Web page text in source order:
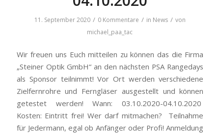
11. September 2020 / 0 Kommentare / in News / von
michael_paa_tac
Wir freuen uns Euch mitteilen zu können das die Firma
„Steiner Optik GmbH“ an den nächsten PSA Rangedays
als Sponsor teilnimmt! Vor Ort werden verschiedene
Zielfernrohre und Ferngläser ausgestellt und können
getestet werden! Wann: 03.10.2020-04.10.2020
Kosten: Eintritt frei! Wer darf mitmachen? Teilnahme
für Jedermann, egal ob Anfänger oder Profi! Anmeldung